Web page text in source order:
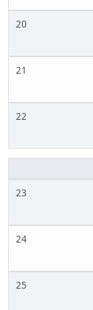
20
21
22
23
24
25